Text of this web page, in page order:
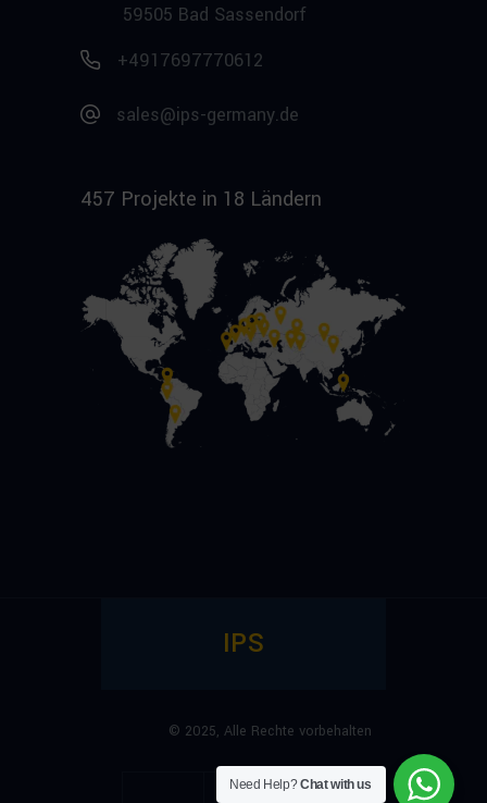
59505 Bad Sassendorf
+4917697770612
sales@ips-germany.de
457 Projekte in 18 Ländern
IPS
© 2025, Alle Rechte vorbehalten
Need Help?Chat with us